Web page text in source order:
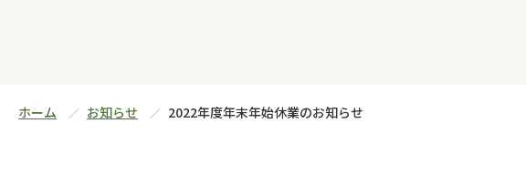
ホーム お知らせ 2022年度年末年始休業のお知らせ